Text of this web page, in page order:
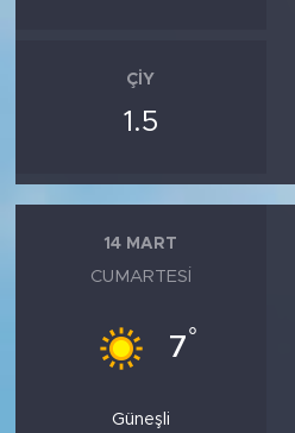
ÇIY
1.5
14 MART
CUMARTESI
7°
Güneşli